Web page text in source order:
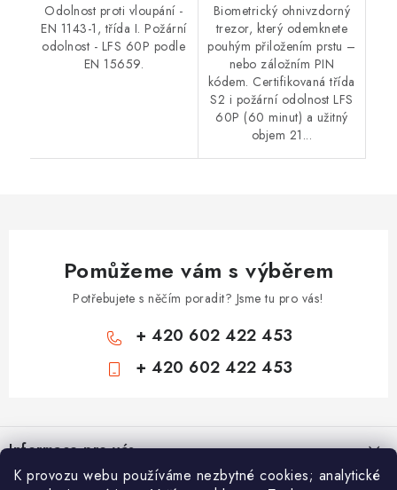
K provozu webu používáme nezbytné cookies; analytické
Odolnost proti vloupání -
EN 1143-1, třída I. Požární
odolnost - LFS 60P podle
EN 15659.
Biometrický ohnivzdorný
trezor, který odemknete
pouhým přiložením prstu –
nebo záložním PIN
kódem. Certifikovaná třída
S2 i požární odolnost LFS
60P (60 minut) a užitný
objem 21...
Pomůžeme vám s výběrem
Potřebujete s něčím poradit? Jsme tu pro vás!
+ 420 602 422 453
+ 420 602 422 453
á
pInformace pro vás
Zámečnické služby